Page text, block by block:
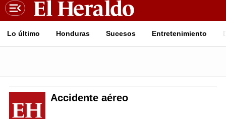
Lo último Honduras Sucesos Entretenimiento
Accidente aéreo